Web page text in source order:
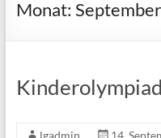
Monat:
lgadmin 14.